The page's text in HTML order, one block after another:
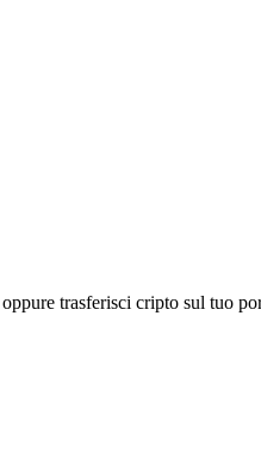
trasferisci cripto sul tuo